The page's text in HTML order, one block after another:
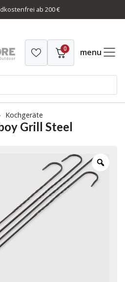
ab 200 €
0 menu
Kochgeräte
Grill Steel